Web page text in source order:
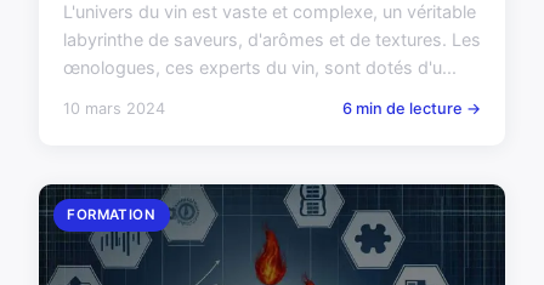
L'univers du vin est vaste et complexe, un véritable
labyrinthe de saveurs, d'arômes et de textures. Les
œnologues, ces experts du vin, sont dotés d'u...
10 mars 2024 6 min de lecture →
FORMATION